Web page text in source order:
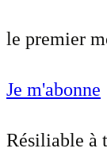
le premier
Je m'abonne
Résiliable à